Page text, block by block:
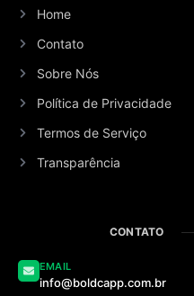
Home
Contato
Sobre Nós
Política de Privacidade
Termos de Serviço
Transparência
CONTATO
EMAIL
info@boldcapp.com.br